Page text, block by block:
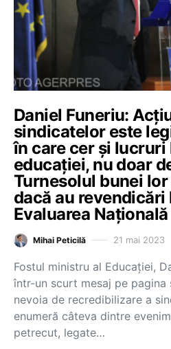
Daniel Funeriu:
sindicatelor este
în care cer şi lucruri
educației, nu doar
Turnesolul bunei
dacă au revendicări
Evaluarea Națională
Mihai Peticilă 21 mai 2023
Fostul ministru al Educației,
într-un scurt mesaj pe pagina
nevoia de recredibilizare a
enumeră câteva dintre
petrecut, legate…